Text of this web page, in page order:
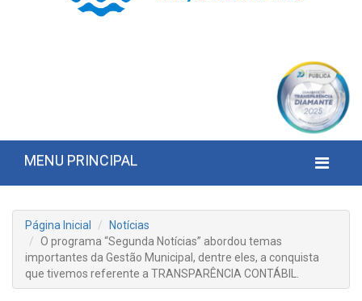
MENU PRINCIPAL
Página Inicial
Notícias
O programa “Segunda Notícias” abordou temas
importantes da Gestão Municipal, dentre eles, a conquista
que tivemos referente a TRANSPARÊNCIA CONTÁBIL.